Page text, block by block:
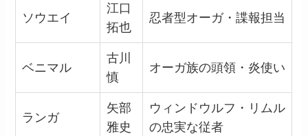
ソウエイ
江口
拓也
忍者型オーガ・諜報担当
ベニマル
古川
慎
オーガ族の頭領・炎使い
ランガ
矢部
雅史
ウィンドウルフ・リムル
の忠実な従者